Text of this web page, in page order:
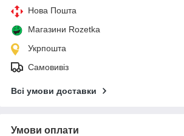
Нова Пошта
Магазини Rozetka
Укрпошта
Самовивіз
Всі умови доставки
Умови оплати